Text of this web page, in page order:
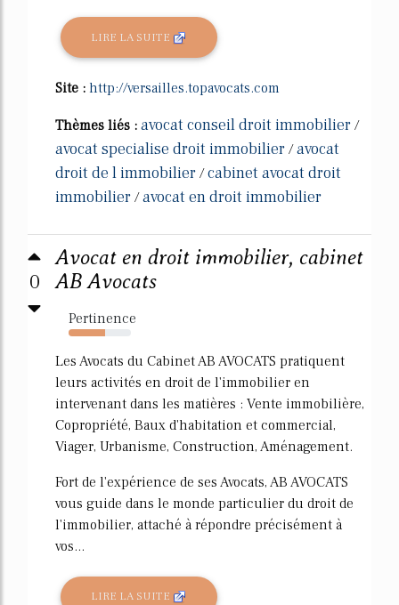
LIRE LA SUITE
Site : http://versailles.topavocats.com
Thèmes liés : avocat conseil droit immobilier /
avocat specialise droit immobilier /avocat
droit de l immobilier /cabinet avocat droit
immobilier /avocat en droit immobilier
0
Avocat en droit immobilier, cabinet
AB Avocats
Pertinence
58%
Les Avocats du Cabinet AB AVOCATS pratiquent
leurs activités en droit de l'immobilier en
intervenant dans les matières : Vente immobilière,
Copropriété, Baux d'habitation et commercial,
Viager, Urbanisme, Construction, Aménagement.
Fort de l'expérience de ses Avocats, AB AVOCATS
vous guide dans le monde particulier du droit de
l'immobilier, attaché à répondre précisément à
vos...
LIRE LA SUITE